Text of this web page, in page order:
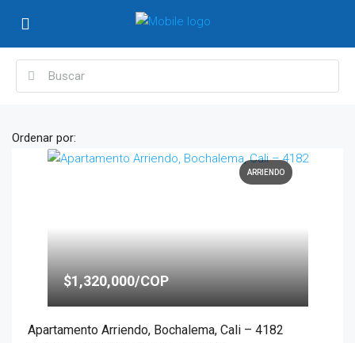
Ordenar por:
ARRIENDO
$1,320,000/COP
Apartamento Arriendo, Bochalema, Cali – 4182